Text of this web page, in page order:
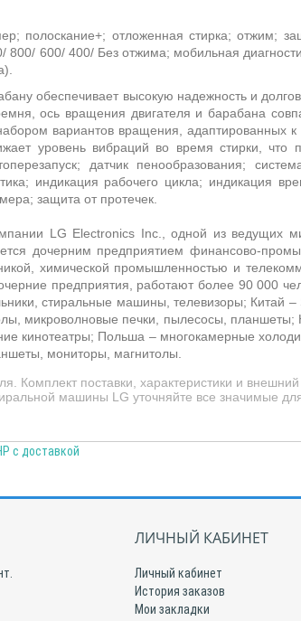
полоскание+; отложенная стирка; отжим;
800/ 600/ 400/ Без отжима; мобильная
обеспечивает высокую надежность и
ось вращения двигателя и барабана
вариантов вращения, адаптированных к
уровень вибраций во время стирки, что
датчик пенообразования;
индикация рабочего цикла; индикация
защита от протечек.
LG Electronics Inc., одной из ведущих
дочерним предприятием финансово-
химической промышленностью и
предприятия, работают более 90 000
стиральные машины, телевизоры; Китай –
микроволновые печки, пылесосы,
кинотеатры; Польша – многокамерные
мониторы, магнитолы.
Комплект поставки, характеристики и
машины LG уточняйте все значимые
с доставкой
ЛИЧНЫЙ КАБИНЕТ
Личный кабинет
История заказов
Мои закладки